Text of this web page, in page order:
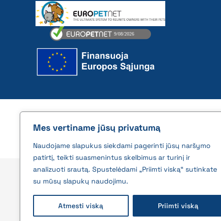
Mes vertiname jūsų privatumą
Naudojame slapukus siekdami pagerinti jūsų naršymo
patirtį, teikti suasmenintus skelbimus ar turinį ir
analizuoti srautą. Spustelėdami „Priimti viską“ sutinkate
su mūsų slapukų naudojimu.
Atmesti viską Priimti viską
2026 © All rights reserved | VĮ Žemės ūkio